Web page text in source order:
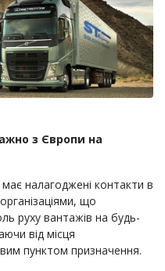
з Європи на
налагоджені контакти в
що
руху вантажів на будь-
від місця
пунктом призначення.